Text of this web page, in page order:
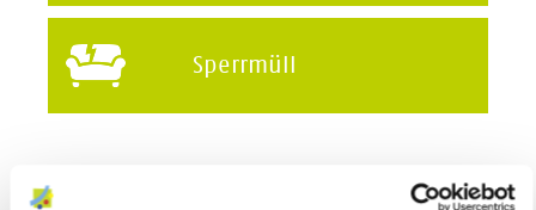
Sperrmüll
2017